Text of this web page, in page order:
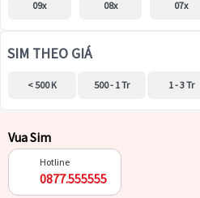
09x 08x 07x
SIM THEO GIÁ
< 500 K 500 - 1 Tr 1 - 3 Tr
Vua Sim
Hotline
0877.555555